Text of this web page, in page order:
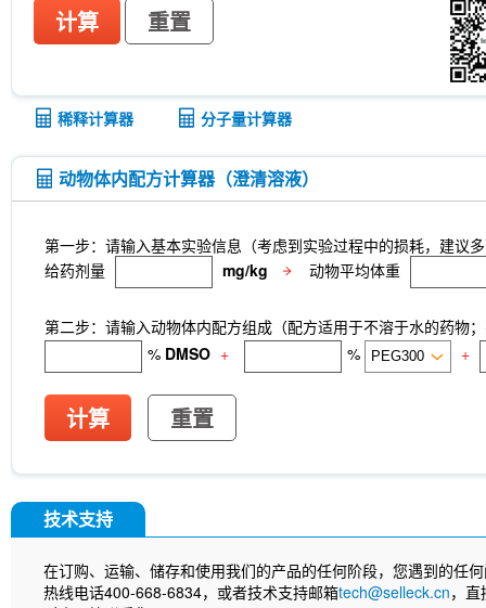
[N21E20]
MCM5 Antibody (Rabbit mAb)
Antibody (Mouse mAb) [G15H8]
SLC31A1 /
APC-cy7 Human IgD Antibody [IA6-2]
Estrogen Related
计算 重置
稀释计算器 分子量计算器
动物体内配方计算器（澄清溶液）
第一步：请输入基本实验信息（考虑到实验过程中的损耗，建议
给药剂量
mg/kg 动物平均体重
第二步：请输入动物体内配方组成（配方适用于不溶于水的药物
% DMSO + % +
计算 重置
技术支持
在订购、运输、储存和使用我们的产品的任何阶段，您遇到的任
热线电话400-668-6834，或者技术支持邮箱tech@selleck.cn，